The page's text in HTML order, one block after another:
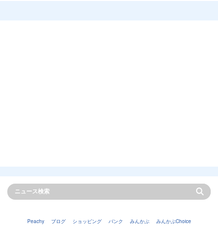
Peachy ブログ ショッピング バンク みんかぶ みんかぶChoice